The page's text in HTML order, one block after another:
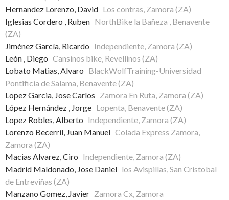
Hernandez Lorenzo, David Los contras, Zamora (ZA)
Iglesias Cordero , Ruben NorthBike la Bañeza , Benavente
(ZA)
Jiménez García, Ricardo Independiente, Zamora (ZA)
León , Diego Cansinos bike, Revellinos (ZA)
Lobato Matias, Alvaro BlackWolfTraining-Universidad
Pontificia de Salama, Benavente (ZA)
Lopez Garcia, Jose Carlos Zamora En Ruta, Zamora (ZA)
López Hernández , Jorge Lopenta, Benavente (ZA)
Lopez Robles, Alberto Independiente, Zamora (ZA)
Lorenzo Becerril, Juan Manuel Colada Express Zamora,
Zamora (ZA)
Macias Alvarez, Ciro Independiente, Zamora (ZA)
Madrid Maldonado, Jose Daniel los Avispillas, San Cristobal
de Entreviñas (ZA)
Manzano Gomez, Javier Zamora Cx, Zamora